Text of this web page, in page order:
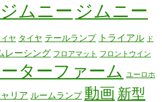
ジムニー ジムニー
ヤ タイヤ テールランプ トライアル ド
レーシング フロアマット フロントウイン
ターファーム ユーロホ
リア ルームランプ 動画 新型